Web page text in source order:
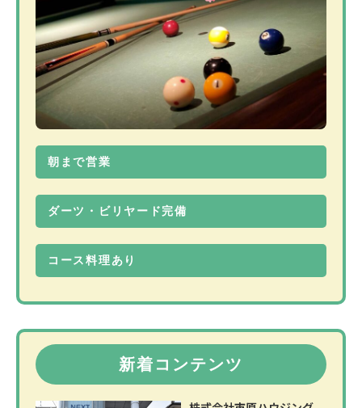
朝まで営業
ダーツ・ビリヤード完備
コース料理あり
新着コンテンツ